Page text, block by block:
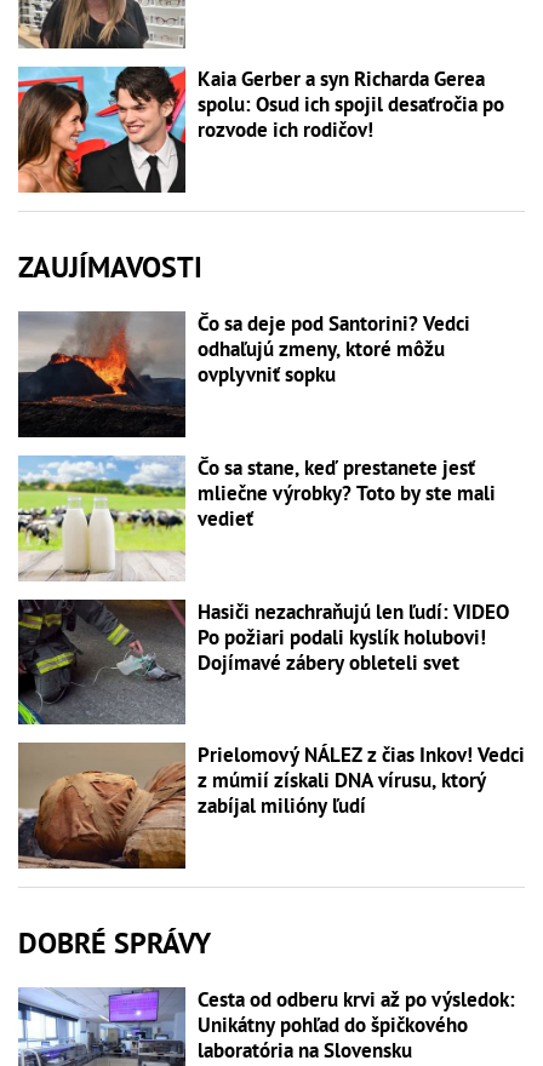
Kaia Gerber a syn Richarda Gerea
spolu: Osud ich spojil desaťročia po
rozvode ich rodičov!
ZAUJÍMAVOSTI
Čo sa deje pod Santorini? Vedci
odhaľujú zmeny, ktoré môžu
ovplyvniť sopku
Čo sa stane, keď prestanete jesť
mliečne výrobky? Toto by ste mali
vedieť
Hasiči nezachraňujú len ľudí: VIDEO
Po požiari podali kyslík holubovi!
Dojímavé zábery obleteli svet
Prielomový NÁLEZ z čias Inkov! Vedci
z múmií získali DNA vírusu, ktorý
zabíjal milióny ľudí
DOBRÉ SPRÁVY
Cesta od odberu krvi až po výsledok:
Unikátny pohľad do špičkového
laboratória na Slovensku